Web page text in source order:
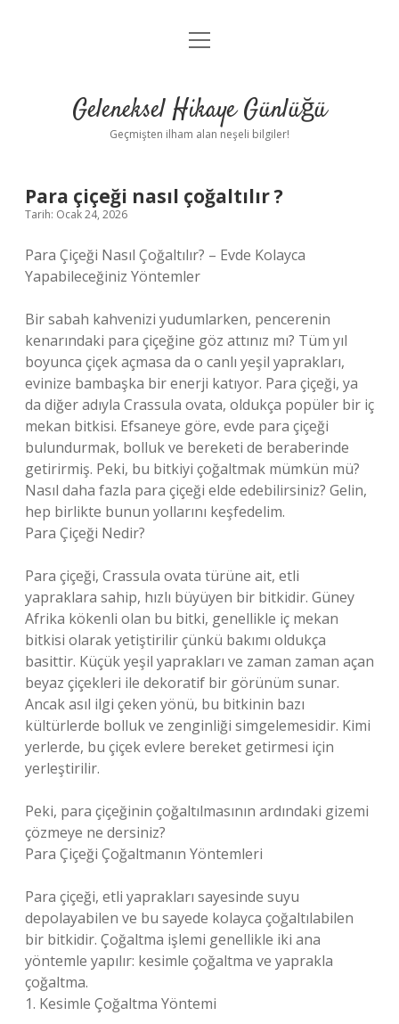
Anasayfa
Yasal Uyarı
menüyü
Geleneksel Hikaye Günlüğü
Geçmişten ilham alan neşeli bilgiler!
Para çiçeği nasıl çoğaltılır ?
Tarih: Ocak 24, 2026
Para Çiçeği Nasıl Çoğaltılır? – Evde Kolayca
Yapabileceğiniz Yöntemler
Bir sabah kahvenizi yudumlarken, pencerenin
kenarındaki para çiçeğine göz attınız mı? Tüm yıl
boyunca çiçek açmasa da o canlı yeşil yaprakları,
evinize bambaşka bir enerji katıyor. Para çiçeği, ya
da diğer adıyla Crassula ovata, oldukça popüler bir iç
mekan bitkisi. Efsaneye göre, evde para çiçeği
bulundurmak, bolluk ve bereketi de beraberinde
getirirmiş. Peki, bu bitkiyi çoğaltmak mümkün mü?
Nasıl daha fazla para çiçeği elde edebilirsiniz? Gelin,
hep birlikte bunun yollarını keşfedelim.
Para Çiçeği Nedir?
Para çiçeği, Crassula ovata türüne ait, etli
yapraklara sahip, hızlı büyüyen bir bitkidir. Güney
Afrika kökenli olan bu bitki, genellikle iç mekan
bitkisi olarak yetiştirilir çünkü bakımı oldukça
basittir. Küçük yeşil yaprakları ve zaman zaman açan
beyaz çiçekleri ile dekoratif bir görünüm sunar.
Ancak asıl ilgi çeken yönü, bu bitkinin bazı
kültürlerde bolluk ve zenginliği simgelemesidir. Kimi
yerlerde, bu çiçek evlere bereket getirmesi için
yerleştirilir.
Peki, para çiçeğinin çoğaltılmasının ardındaki gizemi
çözmeye ne dersiniz?
Para Çiçeği Çoğaltmanın Yöntemleri
Para çiçeği, etli yaprakları sayesinde suyu
depolayabilen ve bu sayede kolayca çoğaltılabilen
bir bitkidir. Çoğaltma işlemi genellikle iki ana
yöntemle yapılır: kesimle çoğaltma ve yaprakla
çoğaltma.
1. Kesimle Çoğaltma Yöntemi